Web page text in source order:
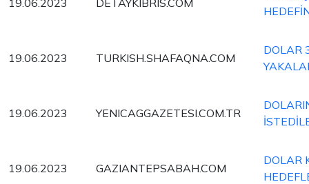
19.06.2023 DETAYKIBRIS.COM
19.06.2023 TURKISH.SHAFAQNA.COM
DOLAR
19.06.2023 YENICAGGAZETESI.COM.TR
19.06.2023 GAZIANTEPSABAH.COM
DOLAR